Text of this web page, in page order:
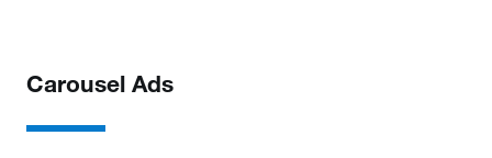
Carousel Ads